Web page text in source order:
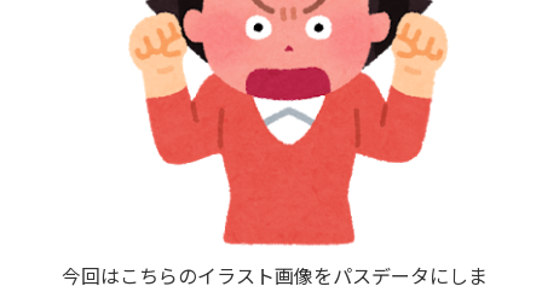
今回はこちらのイラスト画像をパスデータにしま